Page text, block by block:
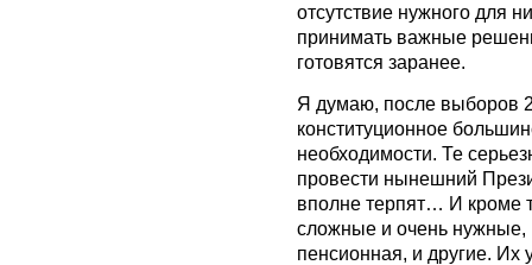
отсутствие нужного для
принимать важные
готовятся заранее.
Я думаю, после выборов
конституционное
необходимости. Те
провести нынешний
вполне терпят… И кроме
сложные и очень нужные,
пенсионная, и другие. Их